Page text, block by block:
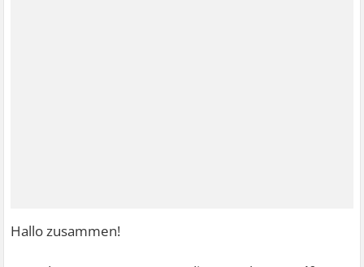
Hallo zusammen!